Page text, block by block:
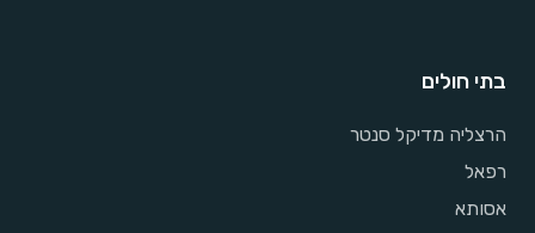
בתי חולים
הרצליה מדיקל סנטר
רפאל
אסותא